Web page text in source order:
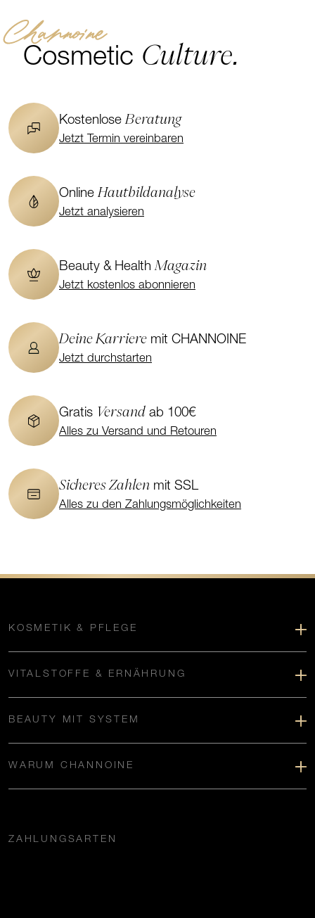
Channoine
Cosmetic Culture.
KostenloseBeratung
Jetzt Termin vereinbaren
OnlineHautbildanalyse
Jetzt analysieren
Beauty & HealthMagazin
Jetzt kostenlos abonnieren
Deine Karriere mit CHANNOINE
Jetzt durchstarten
Gratis Versand ab 100€
Alles zu Versand und Retouren
Sicheres Zahlen mit SSL
Alles zu den Zahlungsmöglichkeiten
KOSMETIK & PFLEGE
VITALSTOFFE & ERNÄHRUNG
BEAUTY MIT SYSTEM
WARUM CHANNOINE
ZAHLUNGSARTEN